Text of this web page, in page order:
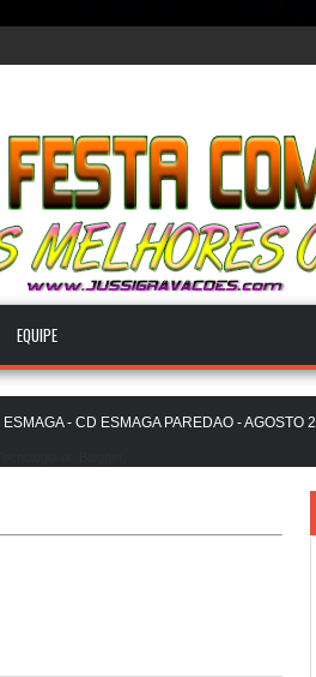
EQUIPE
- CD ESMAGA PAREDAO - AGOSTO 2026